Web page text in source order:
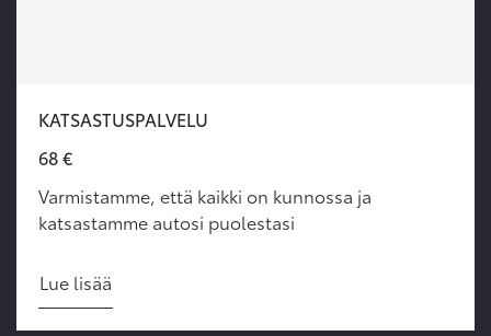
KATSASTUSPALVELU
68 €
Varmistamme, että kaikki on kunnossa ja
katsastamme autosi puolestasi
Lue lisää